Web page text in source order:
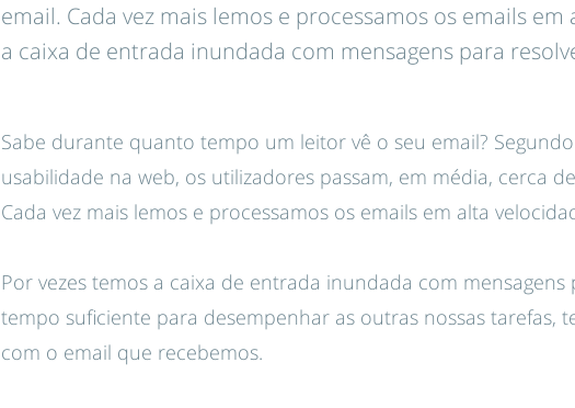
email. Cada vez mais lemos e processamos os emails
a caixa de entrada inundada com mensagens para
Sabe durante quanto tempo um leitor vê o seu email? Segundo
usabilidade na web, os utilizadores passam, em média, cerca
Cada vez mais lemos e processamos os emails em alta
Por vezes temos a caixa de entrada inundada com
tempo suficiente para desempenhar as outras nossas tarefas,
com o email que recebemos.